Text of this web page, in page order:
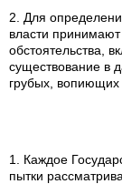
2. Для
власти
обстоятельства,
существование в
грубых, вопиющих
1. Каждое
пытки